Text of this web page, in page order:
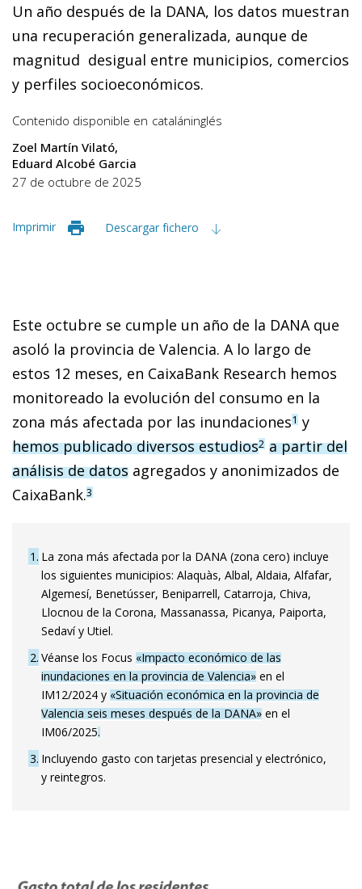
Un año después de la DANA, los datos muestran
una recuperación generalizada, aunque de
magnitud desigual entre municipios, comercios
y perfiles socioeconómicos.
Contenido disponible en cataláninglés
Zoel Martín Vilató
Eduard Alcobé Garcia
27 de octubre de 2025
Imprimir Descargar fichero
Este octubre se cumple un año de la DANA que
asoló la provincia de Valencia. A lo largo de
estos 12 meses, en CaixaBank Research hemos
monitoreado la evolución del consumo en la
zona más afectada por las inundaciones1 y
hemos publicado diversos estudios2 a partir del
análisis de datos agregados y anonimizados de
CaixaBank.3
1 La zona más afectada por la DANA (zona cero) incluye
los siguientes municipios: Alaquàs, Albal, Aldaia, Alfafar,
Algemesí, Benetússer, Beniparrell, Catarroja, Chiva,
Llocnou de la Corona, Massanassa, Picanya, Paiporta,
Sedaví y Utiel.
2 Véanse los Focus «Impacto económico de las
inundaciones en la provincia de Valencia» en el
IM12/2024 y «Situación económica en la provincia de
Valencia seis meses después de la DANA» en el
IM06/2025.
3 Incluyendo gasto con tarjetas presencial y electrónico,
y reintegros.